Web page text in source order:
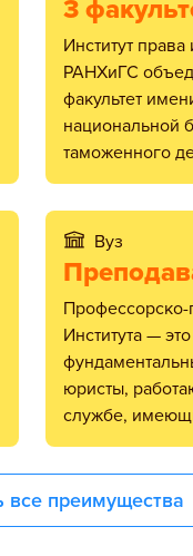
3
Институт права и национальной безопасности
РАНХиГС
факультет
национальной
таможенного
Вуз
Профессорско-преподавательский состав
Института —
юристы,
службе,
все преимущества